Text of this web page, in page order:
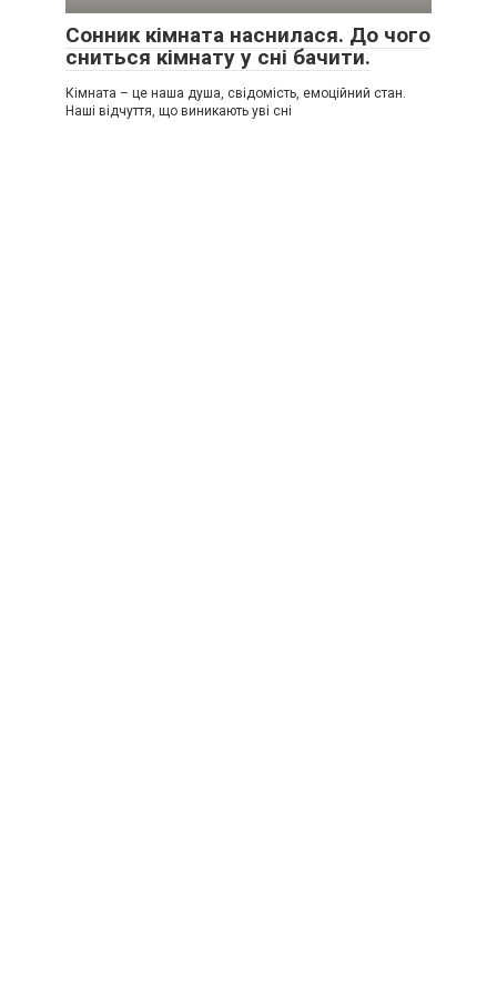
Сонник кімната наснилася. До чого
сниться кімнату у сні бачити.
Кімната – це наша душа, свідомість, емоційний стан.
Наші відчуття, що виникають уві сні